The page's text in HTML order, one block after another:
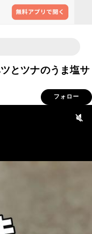
とツナのうま塩サ
フォロー